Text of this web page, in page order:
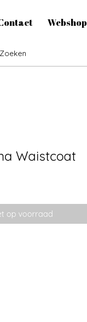
Webshop
Waistcoat
op voorraad